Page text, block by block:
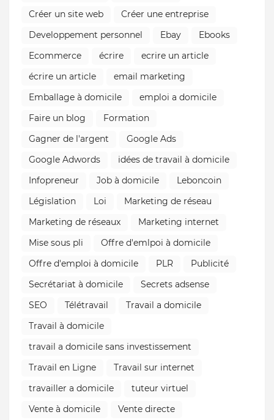
Créer un site web
Créer une entreprise
Developpement personnel
Ebay
Ebooks
Ecommerce
écrire
ecrire un article
écrire un article
email marketing
Emballage à domicile
emploi a domicile
Faire un blog
Formation
Gagner de l'argent
Google Ads
Google Adwords
idées de travail à domicile
Infopreneur
Job à domicile
Leboncoin
Législation
Loi
Marketing de réseau
Marketing de réseaux
Marketing internet
Mise sous pli
Offre d'emlpoi à domicile
Offre d'emploi à domicile
PLR
Publicité
Secrétariat à domicile
Secrets adsense
SEO
Télétravail
Travail a domicile
Travail à domicile
travail a domicile sans investissement
Travail en Ligne
Travail sur internet
travailler a domicile
tuteur virtuel
Vente à domicile
Vente directe